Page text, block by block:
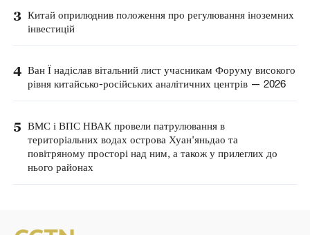
3 Китай оприлюднив положення про регулювання іноземних
інвестицій
4 Ван Ї надіслав вітальний лист учасникам Форуму високого
рівня китайсько-російських аналітичних центрів — 2026
5 ВМС і ВПС НВАК провели патрулювання в
територіальних водах острова Хуан'яньдао та
повітряному просторі над ним, а також у прилеглих до
нього районах